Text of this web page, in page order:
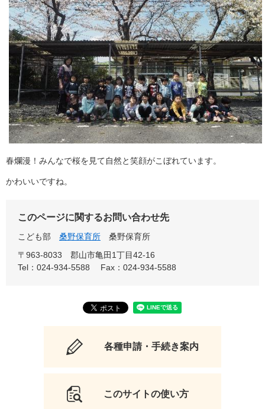
春爛漫！みんなで桜を見て自然と笑顔がこぼれています。
かわいいですね。
このページに関するお問い合わせ先
こども部 桑野保育所
桑野保育所
〒963-8033
郡山市亀田1丁目42-16
Tel：024-934-5588
Fax：024-934-5588
各種申請・手続き案内
このサイトの使い方